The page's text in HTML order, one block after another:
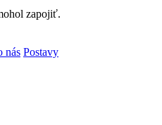
zapojiť.
nás Postavy